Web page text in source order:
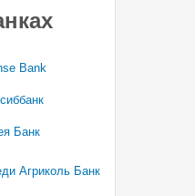
Bank
Банк
Агриколь Банк